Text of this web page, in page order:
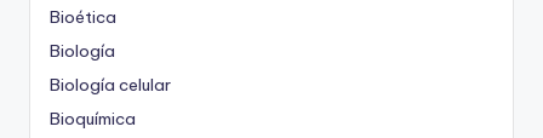
Bioética
Biología
Biología celular
Bioquímica